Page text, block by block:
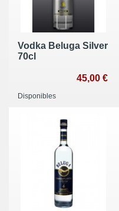
Vodka Beluga Silver
70cl
45,00 €
Disponibles